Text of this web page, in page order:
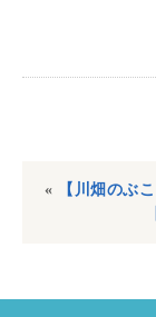
«
【川畑のぶ